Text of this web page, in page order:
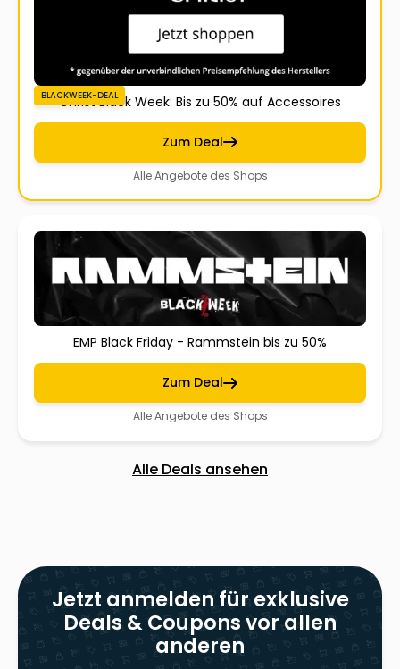
BLACKWEEK-DEAL
Christ Black Week: Bis zu 50% auf Accessoires
Zum Deal
Alle Angebote des Shops
EMP Black Friday - Rammstein bis zu 50%
Zum Deal
Alle Angebote des Shops
Alle Deals ansehen
Jetzt anmelden für exklusive
Deals & Coupons vor allen
anderen